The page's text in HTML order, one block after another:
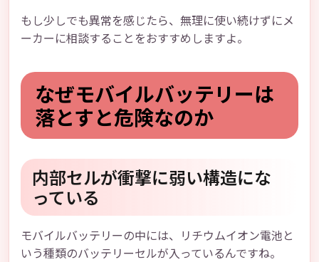
もし少しでも異常を感じたら、無理に使い続けずにメ
ーカーに相談することをおすすめしますよ。
なぜモバイルバッテリーは
落とすと危険なのか
内部セルが衝撃に弱い構造にな
っている
モバイルバッテリーの中には、リチウムイオン電池と
いう種類のバッテリーセルが入っているんですね。